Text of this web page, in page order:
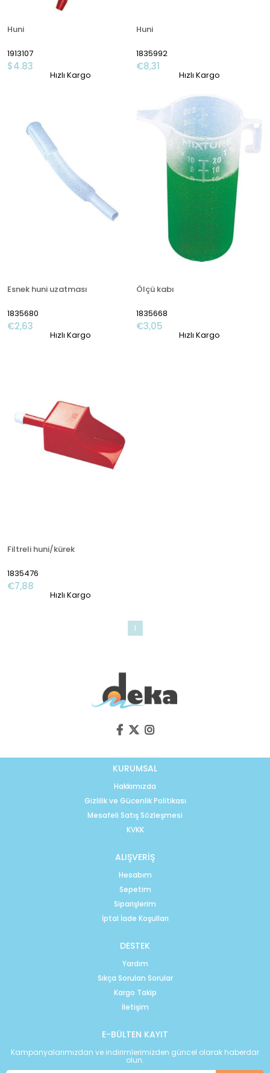
Huni
1913107
$4.83
Hızlı Kargo
Huni
1835992
€8,31
Hızlı Kargo
Esnek huni uzatması
1835680
€2,63
Hızlı Kargo
Ölçü kabı
1835668
€3,05
Hızlı Kargo
Filtreli huni/kürek
1835476
€7,88
Hızlı Kargo
1
KURUMSAL
Hakkımızda
Gizlilik ve Gücenlik Politikası
Mesafeli Satış Sözleşmesi
KVKK
ALIŞVERİŞ
Hesabım
Sepetim
Siparişlerim
İptal İade Koşulları
DESTEK
Yardım
Sıkça Sorulan Sorular
Kargo Takip
İletişim
E-BÜLTEN KAYIT
Kampanyalarımızdan ve indirimlerimizden güncel olarak haberdar
olun.